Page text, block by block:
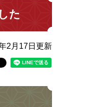
た
2月17日更新